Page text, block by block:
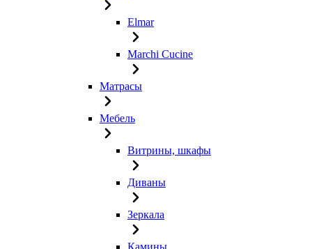
Elmar
Marchi Cucine
Матрасы
Мебель
Витрины, шкафы
Диваны
Зеркала
Камины